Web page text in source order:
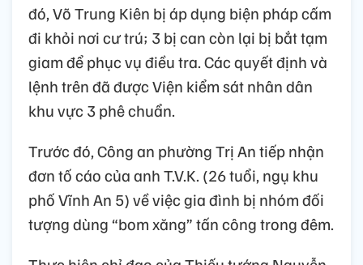
đó, Võ Trung Kiên bị áp dụng biện pháp cấm
đi khỏi nơi cư trú; 3 bị can còn lại bị bắt tạm
giam để phục vụ điều tra. Các quyết định và
lệnh trên đã được Viện kiểm sát nhân dân
khu vực 3 phê chuẩn.
Trước đó, Công an phường Trị An tiếp nhận
đơn tố cáo của anh T.V.K. (26 tuổi, ngụ khu
phố Vĩnh An 5) về việc gia đình bị nhóm đối
tượng dùng “bom xăng” tấn công trong đêm.